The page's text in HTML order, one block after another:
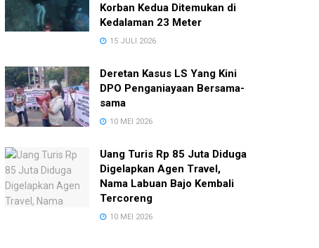
Korban Kedua Ditemukan di
Kedalaman 23 Meter
15 JULI 2026
Deretan Kasus LS Yang Kini
DPO Penganiayaan Bersama-
sama
10 MEI 2026
Uang Turis Rp 85 Juta Diduga
Digelapkan Agen Travel,
Nama Labuan Bajo Kembali
Tercoreng
10 MEI 2026